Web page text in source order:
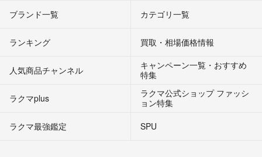
ブランド一覧 カテゴリ一覧
ランキング 買取・相場価格情報
人気商品チャンネル
キャンペーン一覧・おすすめ
特集
ラクマplus
ラクマ公式ショップ ファッシ
ョン特集
ラクマ最強鑑定
SPU